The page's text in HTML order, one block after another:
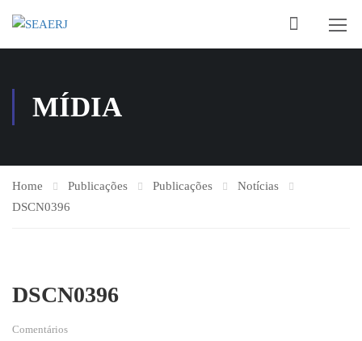
MÍDIA
Home Publicações Publicações
Notícias
DSCN0396
DSCN0396
Comentários